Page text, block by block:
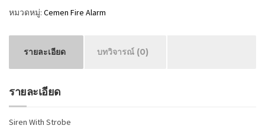
หมวดหมู่: Cemen Fire Alarm
รายละเอียด บทวิจารณ์ (0)
รายละเอียด
Siren With Strobe